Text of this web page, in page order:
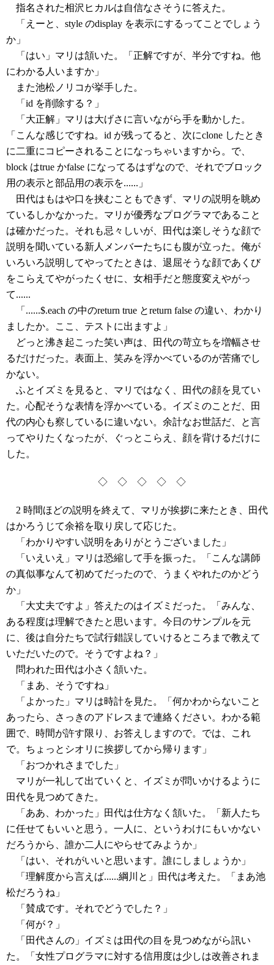
指名された相沢ヒカルは自信なさそうに答えた。
「えーと、style のdisplay を表示にするってことでしょう
か」
「はい」マリは頷いた。「正解ですが、半分ですね。他
にわかる人いますか」
また池松ノリコが挙手した。
「id を削除する？」
「大正解」マリは大げさに言いながら手を動かした。
「こんな感じですね。id が残ってると、次にclone したとき
に二重にコピーされることになっちゃいますから。で、
block はtrue かfalse になってるはずなので、それでブロック
用の表示と部品用の表示を......」
田代はもはや口を挟むこともできず、マリの説明を眺め
ているしかなかった。マリが優秀なプログラマであること
は確かだった。それも忌々しいが、田代は楽しそうな顔で
説明を聞いている新人メンバーたちにも腹が立った。俺が
いろいろ説明してやってたときは、退屈そうな顔であくび
をこらえてやがったくせに、女相手だと態度変えやがっ
て......
「......$.each の中のreturn true とreturn false の違い、わかり
ましたか。ここ、テストに出ますよ」
どっと沸き起こった笑い声は、田代の苛立ちを増幅させ
るだけだった。表面上、笑みを浮かべているのが苦痛でし
かない。
ふとイズミを見ると、マリではなく、田代の顔を見てい
た。心配そうな表情を浮かべている。イズミのことだ、田
代の内心も察しているに違いない。余計なお世話だ、と言
ってやりたくなったが、ぐっとこらえ、顔を背けるだけに
した。
◇ ◇ ◇ ◇ ◇
2 時間ほどの説明を終えて、マリが挨拶に来たとき、田代
はかろうじて余裕を取り戻して応じた。
「わかりやすい説明をありがとうございました」
「いえいえ」マリは恐縮して手を振った。「こんな講師
の真似事なんて初めてだったので、うまくやれたのかどう
か」
「大丈夫ですよ」答えたのはイズミだった。「みんな、
ある程度は理解できたと思います。今日のサンプルを元
に、後は自分たちで試行錯誤していけるところまで教えて
いただいたので。そうですよね？」
問われた田代は小さく頷いた。
「まあ、そうですね」
「よかった」マリは時計を見た。「何かわからないこと
あったら、さっきのアドレスまで連絡ください。わかる範
囲で、時間が許す限り、お答えしますので。では、これ
で。ちょっとシオリに挨拶してから帰ります」
「おつかれさまでした」
マリが一礼して出ていくと、イズミが問いかけるように
田代を見つめてきた。
「ああ、わかった」田代は仕方なく頷いた。「新人たち
に任せてもいいと思う。一人に、というわけにもいかない
だろうから、誰か二人にやらせてみようか」
「はい、それがいいと思います。誰にしましょうか」
「理解度から言えば......綱川と」田代は考えた。「まあ池
松だろうね」
「賛成です。それでどうでした？」
「何が？」
「田代さんの」イズミは田代の目を見つめながら訊い
た。「女性プログラマに対する信用度は少しは改善されま